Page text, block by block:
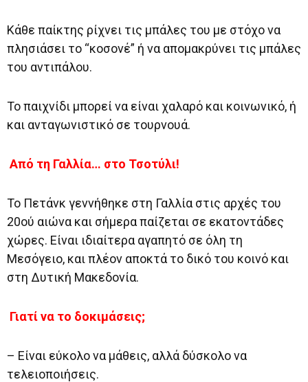
Κάθε παίκτης ρίχνει τις μπάλες του με στόχο να
πλησιάσει το “κοσονέ” ή να απομακρύνει τις μπάλες
του αντιπάλου.
Το παιχνίδι μπορεί να είναι χαλαρό και κοινωνικό, ή
και ανταγωνιστικό σε τουρνουά.
Από τη Γαλλία… στο Τσοτύλι!
Το Πετάνκ γεννήθηκε στη Γαλλία στις αρχές του
20ού αιώνα και σήμερα παίζεται σε εκατοντάδες
χώρες. Είναι ιδιαίτερα αγαπητό σε όλη τη
Μεσόγειο, και πλέον αποκτά το δικό του κοινό και
στη Δυτική Μακεδονία.
Γιατί να το δοκιμάσεις;
– Είναι εύκολο να μάθεις, αλλά δύσκολο να
τελειοποιήσεις.